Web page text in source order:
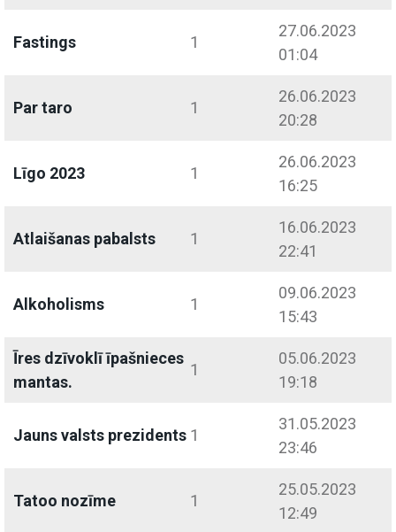
Fastings 1
27.06.2023
01:04
Par taro 1
26.06.2023
20:28
Līgo 2023 1
26.06.2023
16:25
Atlaišanas pabalsts 1
16.06.2023
22:41
Alkoholisms 1
09.06.2023
15:43
Īres dzīvoklī īpašnieces
mantas.
1
05.06.2023
19:18
Jauns valsts prezidents 1
31.05.2023
23:46
Tatoo nozīme 1
25.05.2023
12:49